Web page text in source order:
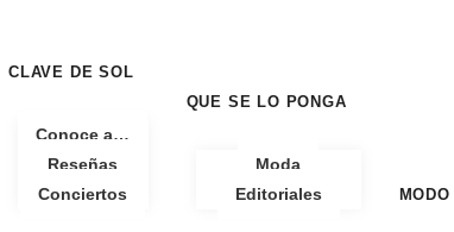
CLAVE DE SOL
Conoce a…
Reseñas
Conciertos
QUE SE LO PONGA
Moda
Editoriales